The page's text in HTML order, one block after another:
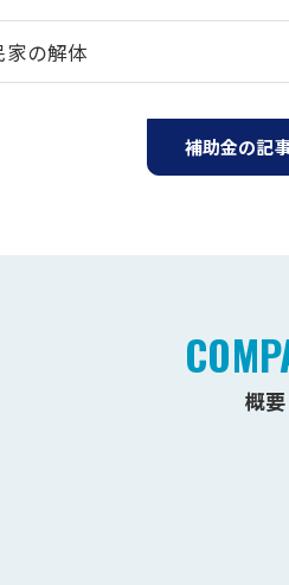
家の解体
補助金の記
概要